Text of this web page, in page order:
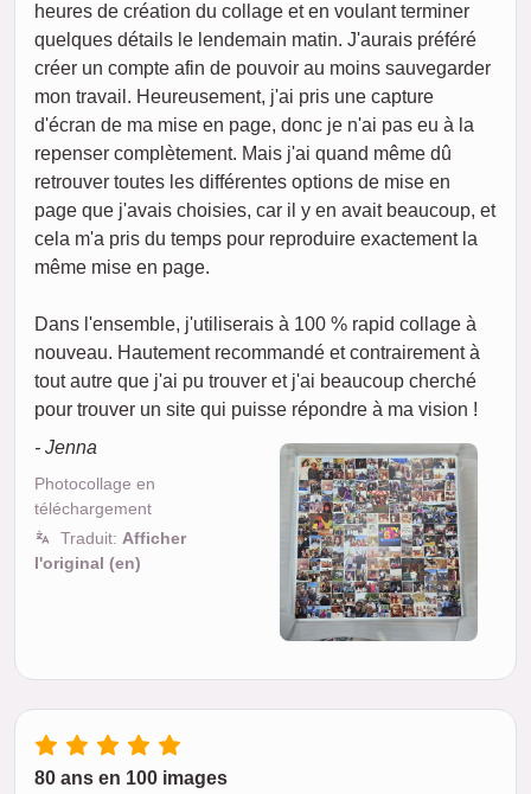
heures de création du collage et en voulant terminer
quelques détails le lendemain matin. J'aurais préféré
créer un compte afin de pouvoir au moins sauvegarder
mon travail. Heureusement, j'ai pris une capture
d'écran de ma mise en page, donc je n'ai pas eu à la
repenser complètement. Mais j'ai quand même dû
retrouver toutes les différentes options de mise en
page que j'avais choisies, car il y en avait beaucoup, et
cela m'a pris du temps pour reproduire exactement la
même mise en page.
Dans l'ensemble, j'utiliserais à 100 % rapid collage à
nouveau. Hautement recommandé et contrairement à
tout autre que j'ai pu trouver et j'ai beaucoup cherché
pour trouver un site qui puisse répondre à ma vision !
- Jenna
Photocollage en
téléchargement
Traduit: Afficher
l'original (en)
80 ans en 100 images